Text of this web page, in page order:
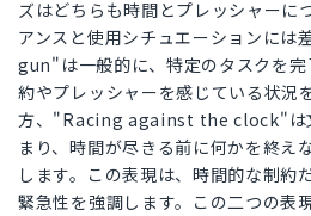
ズはどちらも時間とプレッシャーに
アンスと使用シチュエーションに
gun"は一般的に、特定のタスクを
約やプレッシャーを感じている状況
方、"Racing against the clock"は
まり、時間が尽きる前に何かを終え
します。この表現は、時間的な制約
緊急性を強調します。この二つの表